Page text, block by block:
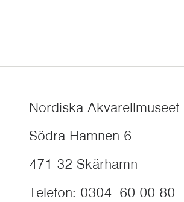
Nordiska Akvarellmuseet
Södra Hamnen 6
471 32 Skärhamn
Telefon: 0304–60 00 80